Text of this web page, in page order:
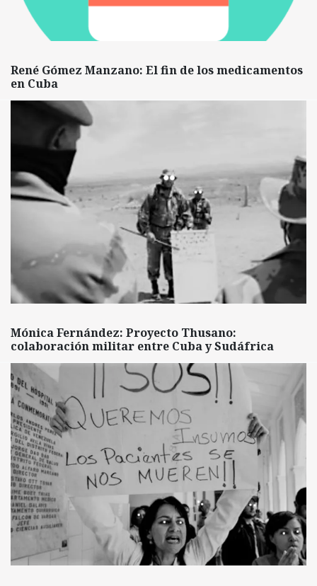
René Gómez Manzano: El fin de los medicamentos
en Cuba
Mónica Fernández: Proyecto Thusano:
colaboración militar entre Cuba y Sudáfrica